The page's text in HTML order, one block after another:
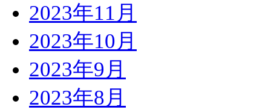
2023年11月
2023年10月
2023年9月
2023年8月